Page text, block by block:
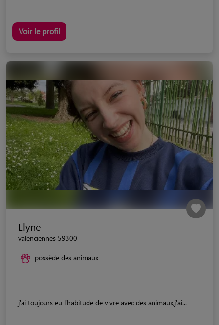
Voir le profil
Elyne
valenciennes 59300
possède des animaux
j'ai toujours eu l'habitude de vivre avec des animaux,j'ai...